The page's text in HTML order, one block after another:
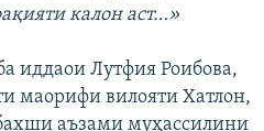
калон аст…»
иддаои Лутфия Роибова,
маорифи вилояти Хатлон,
аъзами муҳассилини